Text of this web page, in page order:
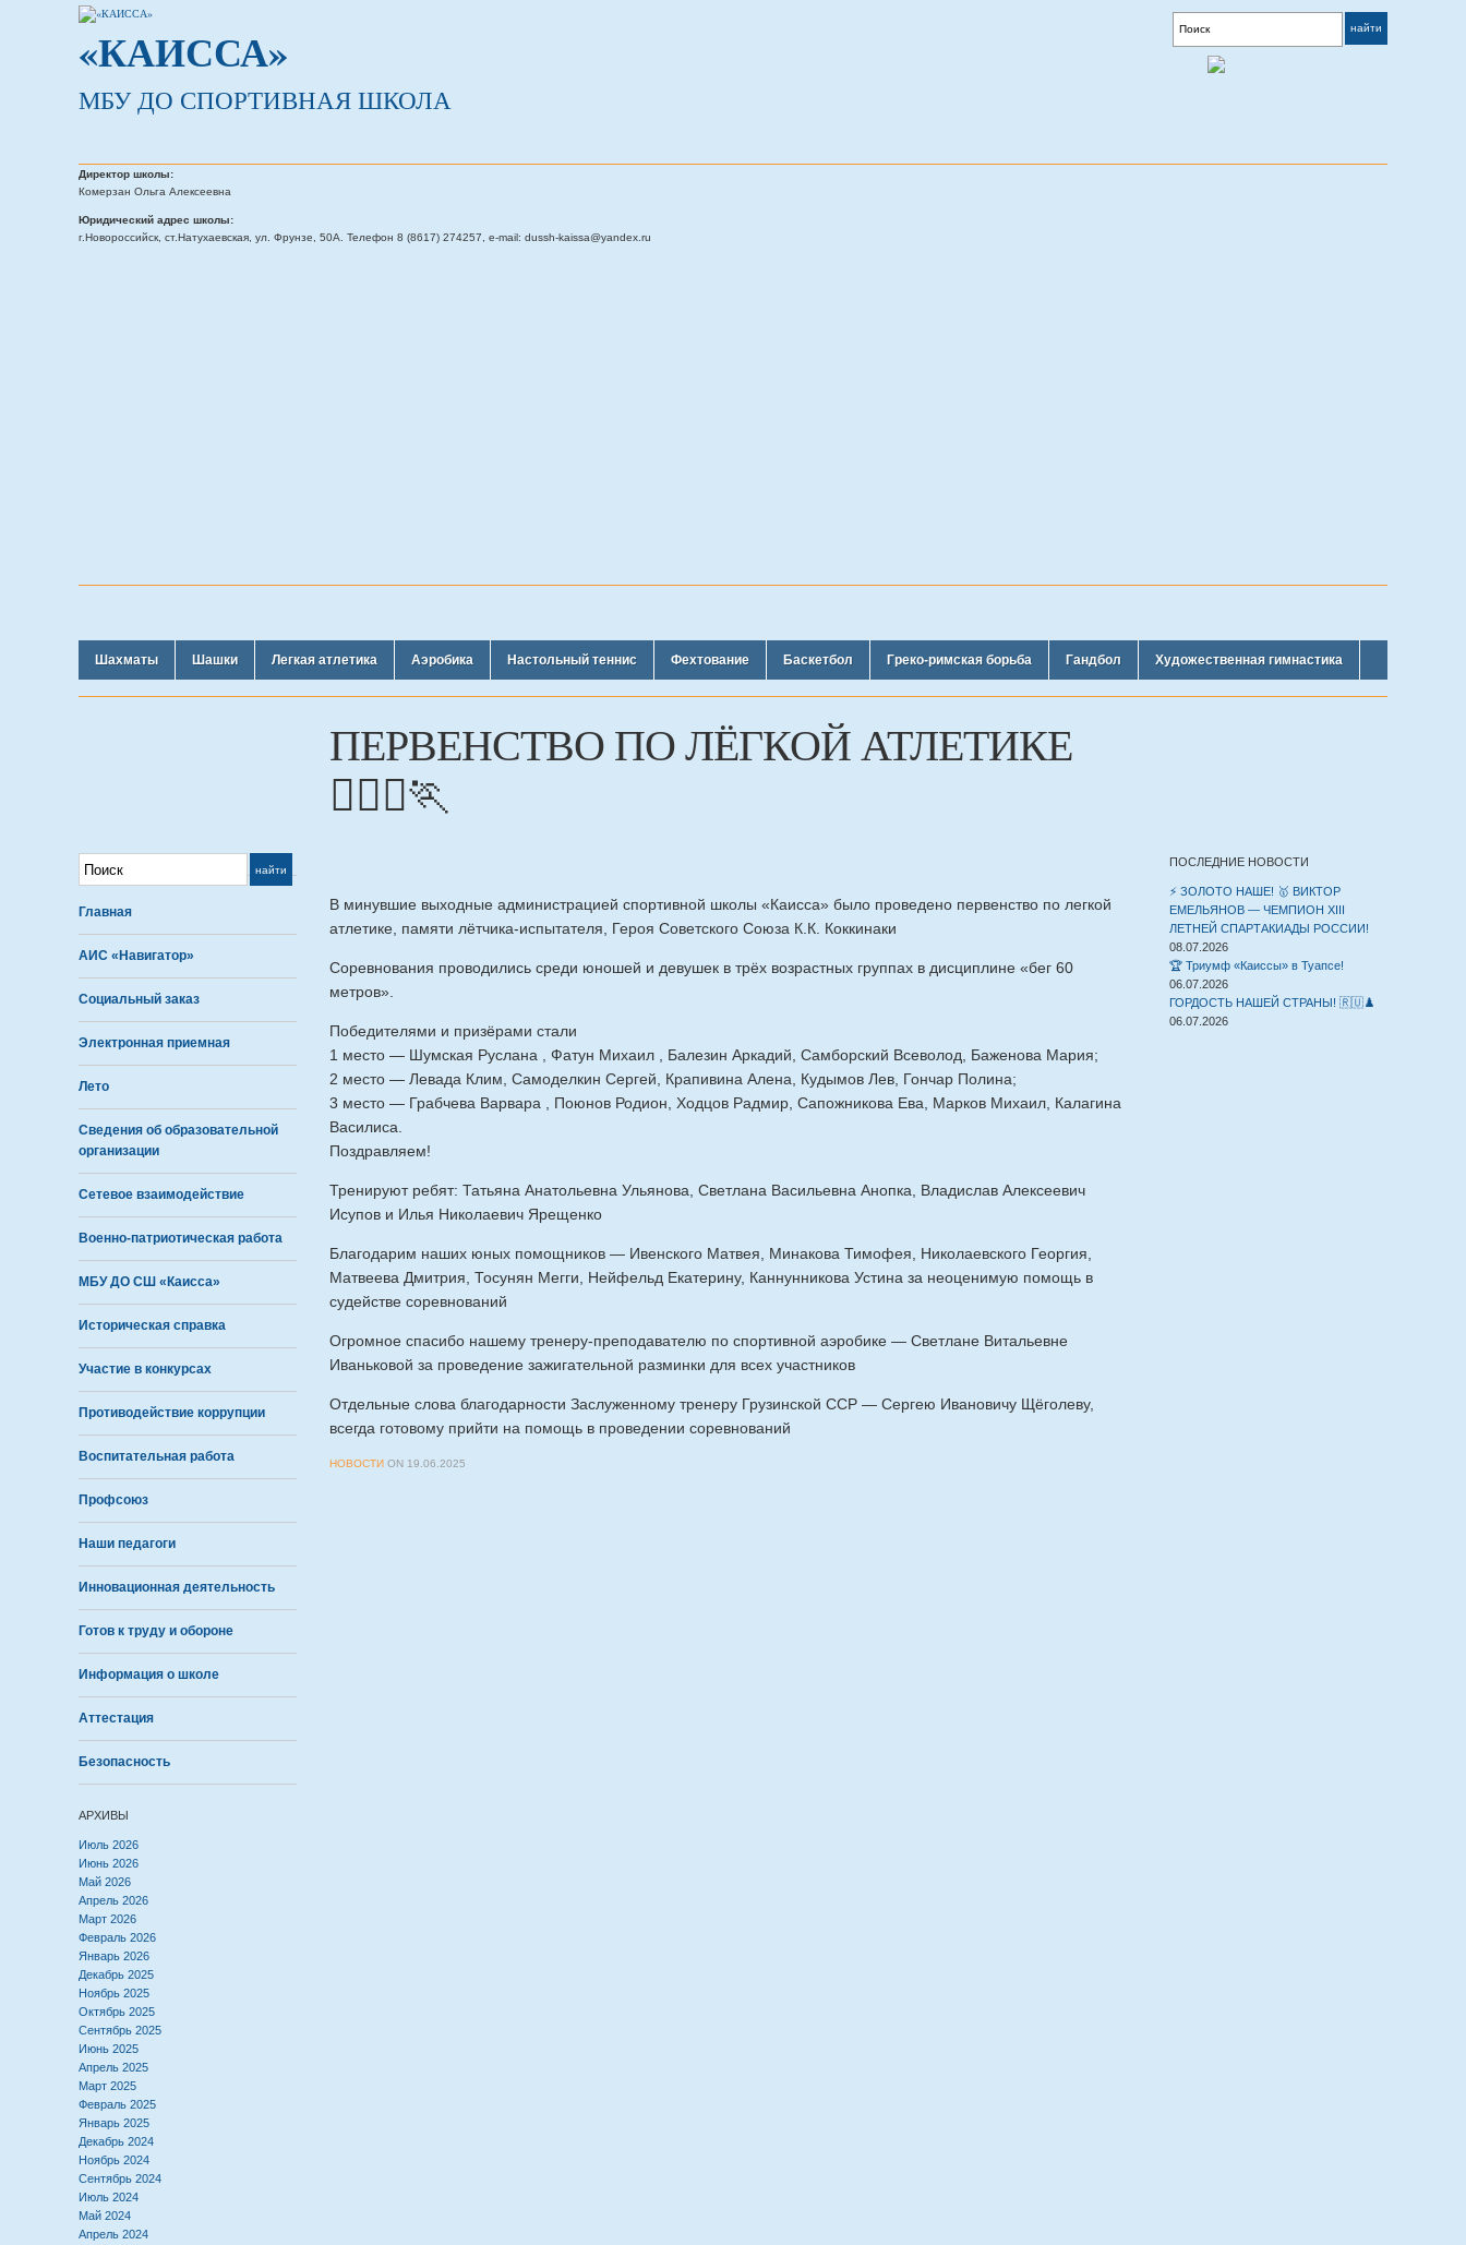
«КАИССА»
МБУ ДО СПОРТИВНАЯ ШКОЛА
Директор школы:
Комерзан Ольга Алексеевна
Юридический адрес школы:
г.Новороссийск, ст.Натухаевская, ул. Фрунзе, 50А. Телефон 8 (8617) 274257, e-mail: dussh-kaissa@yandex.ru
Шахматы Шашки Легкая атлетика Аэробика Настольный теннис Фехтование Баскетбол Греко-римская борьба Гандбол Художественная гимнастика
ПЕРВЕНСТВО ПО ЛЁГКОЙ АТЛЕТИКЕ
🏃🏻‍♀️🏃
Главная
АИС «Навигатор»
Социальный заказ
Электронная приемная
Лето
Сведения об образовательной
организации
Сетевое взаимодействие
Военно-патриотическая работа
МБУ ДО СШ «Каисса»
Историческая справка
Участие в конкурсах
Противодействие коррупции
Воспитательная работа
Профсоюз
Наши педагоги
Инновационная деятельность
Готов к труду и обороне
Информация о школе
Аттестация
Безопасность
АРХИВЫ
Июль 2026
Июнь 2026
Май 2026
Апрель 2026
Март 2026
Февраль 2026
Январь 2026
Декабрь 2025
Ноябрь 2025
Октябрь 2025
Сентябрь 2025
Июнь 2025
Апрель 2025
Март 2025
Февраль 2025
Январь 2025
Декабрь 2024
Ноябрь 2024
Сентябрь 2024
Июль 2024
Май 2024
Апрель 2024
В минувшие выходные администрацией спортивной школы «Каисса» было проведено первенство по легкой
атлетике, памяти лётчика-испытателя, Героя Советского Союза К.К. Коккинаки
Соревнования проводились среди юношей и девушек в трёх возрастных группах в дисциплине «бег 60
метров».
Победителями и призёрами стали
1 место — Шумская Руслана , Фатун Михаил , Балезин Аркадий, Самборский Всеволод, Баженова Мария;
2 место — Левада Клим, Самоделкин Сергей, Крапивина Алена, Кудымов Лев, Гончар Полина;
3 место — Грабчева Варвара , Поюнов Родион, Ходцов Радмир, Сапожникова Ева, Марков Михаил, Калагина
Василиса.
Поздравляем!
Тренируют ребят: Татьяна Анатольевна Ульянова, Светлана Васильевна Анопка, Владислав Алексеевич
Исупов и Илья Николаевич Ярещенко
Благодарим наших юных помощников — Ивенского Матвея, Минакова Тимофея, Николаевского Георгия,
Матвеева Дмитрия, Тосунян Мегги, Нейфельд Екатерину, Каннунникова Устина за неоценимую помощь в
судействе соревнований
Огромное спасибо нашему тренеру-преподавателю по спортивной аэробике — Светлане Витальевне
Иваньковой за проведение зажигательной разминки для всех участников
Отдельные слова благодарности Заслуженному тренеру Грузинской ССР — Сергею Ивановичу Щёголеву,
всегда готовому прийти на помощь в проведении соревнований
НОВОСТИ ON 19.06.2025
ПОСЛЕДНИЕ НОВОСТИ
⚡️ ЗОЛОТО НАШЕ! 🥇 ВИКТОР
ЕМЕЛЬЯНОВ — ЧЕМПИОН XIII
ЛЕТНЕЙ СПАРТАКИАДЫ РОССИИ!
08.07.2026
🏆 Триумф «Каиссы» в Туапсе!
06.07.2026
ГОРДОСТЬ НАШЕЙ СТРАНЫ! 🇷🇺♟️
06.07.2026